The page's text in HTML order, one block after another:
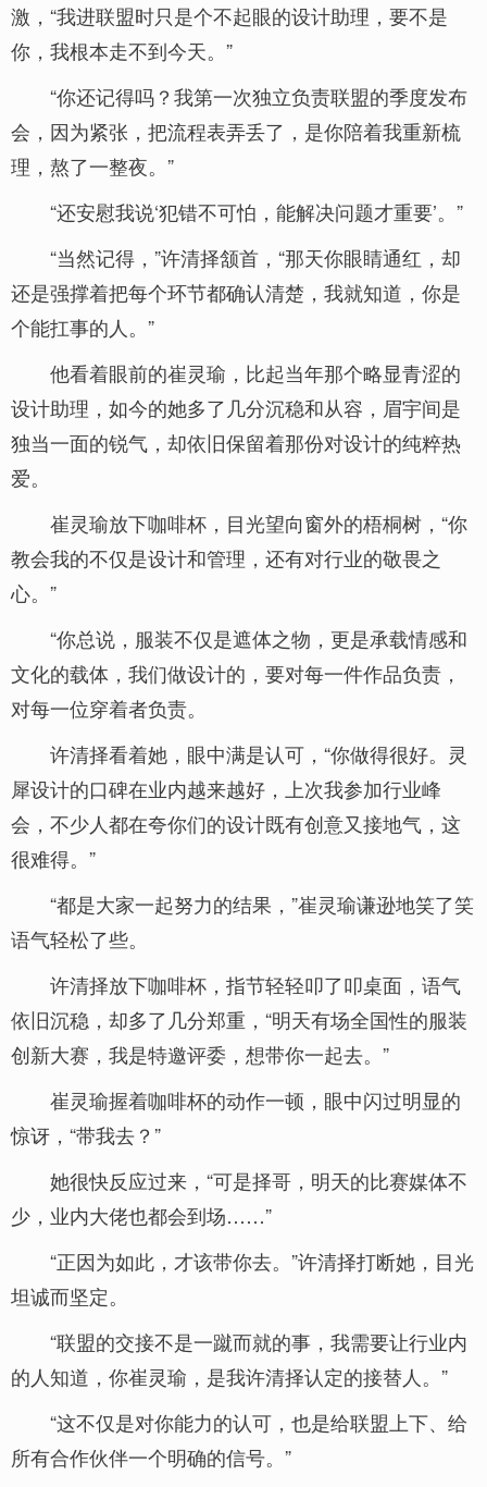
激，“我进联盟时只是个不起眼的设计助理，要不是
你，我根本走不到今天。”
“你还记得吗？我第一次独立负责联盟的季度发布
会，因为紧张，把流程表弄丢了，是你陪着我重新梳
理，熬了一整夜。”
“还安慰我说‘犯错不可怕，能解决问题才重要’。”
“当然记得，”许清择颔首，“那天你眼睛通红，却
还是强撑着把每个环节都确认清楚，我就知道，你是
个能扛事的人。”
他看着眼前的崔灵瑜，比起当年那个略显青涩的
设计助理，如今的她多了几分沉稳和从容，眉宇间是
独当一面的锐气，却依旧保留着那份对设计的纯粹热
爱。
崔灵瑜放下咖啡杯，目光望向窗外的梧桐树，“你
教会我的不仅是设计和管理，还有对行业的敬畏之
心。”
“你总说，服装不仅是遮体之物，更是承载情感和
文化的载体，我们做设计的，要对每一件作品负责，
对每一位穿着者负责。
许清择看着她，眼中满是认可，“你做得很好。灵
犀设计的口碑在业内越来越好，上次我参加行业峰
会，不少人都在夸你们的设计既有创意又接地气，这
很难得。”
“都是大家一起努力的结果，”崔灵瑜谦逊地笑了笑
语气轻松了些。
许清择放下咖啡杯，指节轻轻叩了叩桌面，语气
依旧沉稳，却多了几分郑重，“明天有场全国性的服装
创新大赛，我是特邀评委，想带你一起去。”
崔灵瑜握着咖啡杯的动作一顿，眼中闪过明显的
惊讶，“带我去？”
她很快反应过来，“可是择哥，明天的比赛媒体不
少，业内大佬也都会到场……”
“正因为如此，才该带你去。”许清择打断她，目光
坦诚而坚定。
“联盟的交接不是一蹴而就的事，我需要让行业内
的人知道，你崔灵瑜，是我许清择认定的接替人。”
“这不仅是对你能力的认可，也是给联盟上下、给
所有合作伙伴一个明确的信号。”